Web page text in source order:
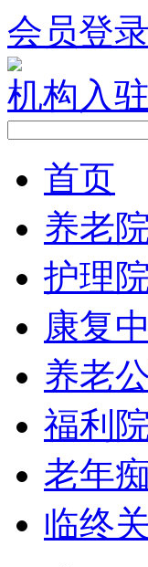
会员登录
机构入驻
首页
养老
护理
康复
养老
福利
老年
临终